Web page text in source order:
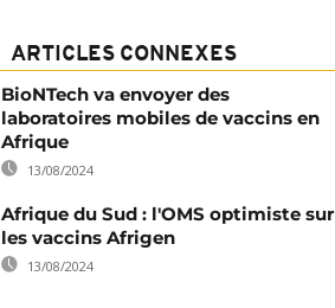
ARTICLES CONNEXES
BioNTech va envoyer des
laboratoires mobiles de vaccins en
Afrique
13/08/2024
Afrique du Sud : l'OMS optimiste sur
les vaccins Afrigen
13/08/2024